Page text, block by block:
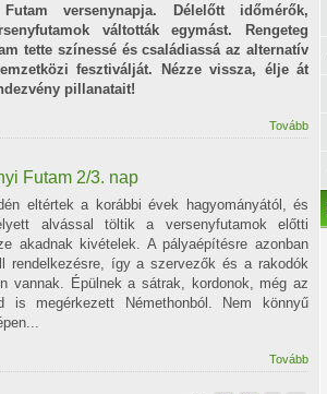
versenynapja. Délelőtt időmérők,
váltották egymást. Rengeteg
tette színessé és családiassá az alternatív
fesztiválját. Nézze vissza, élje át
pillanatait!
Tovább
Futam 2/3. nap
eltértek a korábbi évek hagyományától, és
alvással töltik a versenyfutamok előtti
akadnak kivételek. A pályaépítésre azonban
rendelkezésre, így a szervezők és a rakodók
vannak. Épülnek a sátrak, kordonok, még az
is megérkezett Némethonból. Nem könnyű
Tovább